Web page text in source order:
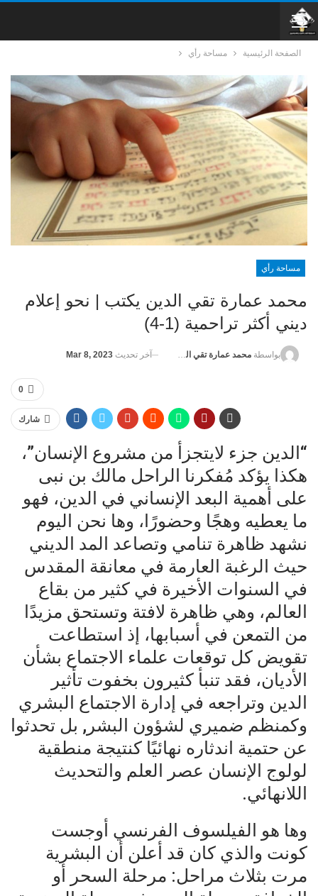
الصفحة الرئيسية مساحة رأي
مساحة رأي
محمد عمارة تقي الدين يكتب | نحو إعلام
ديني أكثر تراحمية (1-4)
بواسطة محمد عمارة تقي الدين آخر تحديث Mar 8, 2023
0
شارك
“الدين جزء لايتجزأ من مشروع الإنسان”،
هكذا يؤكد مُفكرنا الراحل مالك بن نبى
على أهمية البعد الإنساني في الدين، فهو
ما يعطيه وهجًا وحضورًا، وها نحن اليوم
نشهد ظاهرة تنامي وتصاعد المد الديني
حيث الرغبة العارمة في معانقة المقدس
في السنوات الأخيرة في كثير من بقاع
العالم، وهي ظاهرة لافتة وتستحق مزيدًا
من التمعن في أسبابها، إذ استطاعت
تقويض كل توقعات علماء الاجتماع بشأن
الأديان، فقد تنبأ كثيرون بخفوت تأثير
الدين وتراجعه في إدارة الاجتماع البشري
وكمنظم ضميري لشؤون البشر, بل تحدثوا
عن حتمية اندثاره نهائيًا كنتيجة منطقية
لولوج الإنسان عصر العلم والتحديث
اللانهائي.
وها هو الفيلسوف الفرنسي أوجست
كونت والذي كان قد أعلن أن البشرية
مرت بثلاث مراحل: مرحلة السحر أو